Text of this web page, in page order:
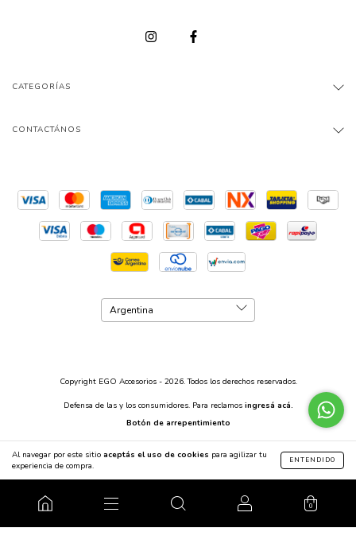
Al navegar por este sitio aceptás el uso de cookies para agilizar tu
experiencia de compra.
ENTENDIDO
0
CATEGORÍAS
CONTACTÁNOS
Copyright EGO Accesorios - 2026. Todos los derechos reservados.
Defensa de las y los consumidores. Para reclamos ingresá acá.
Botón de arrepentimiento